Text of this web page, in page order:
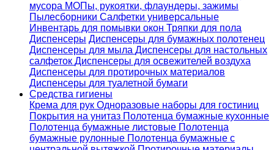
мусора МОПы, рукоятки, флаундеры, зажимы
Пылесборники Салфетки универсальные
Инвентарь для помывки окон Тряпки для пола
Диспенсеры Диспенсеры для бумажных полотенец
Диспенсеры для мыла Диспенсеры для настольных
салфеток Диспенсеры для освежителей воздуха
Диспенсеры для протирочных материалов
Диспенсеры для туалетной бумаги
Средства гигиены
Крема для рук Одноразовые наборы для гостиниц
Покрытия на унитаз Полотенца бумажные кухонные
Полотенца бумажные листовые Полотенца
бумажные рулонные Полотенца бумажные с